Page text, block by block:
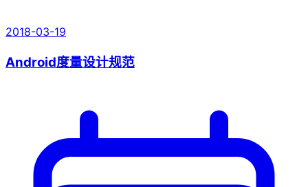
2018-03-19
Android度量设计规范